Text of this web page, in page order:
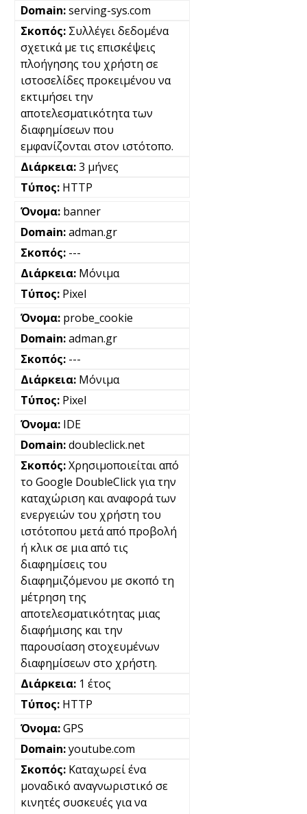
serving-sys.com
Συλλέγει δεδομένα
σχετικά με τις επισκέψεις
πλοήγησης του χρήστη σε
ιστοσελίδες προκειμένου να
εκτιμήσει την
αποτελεσματικότητα των
διαφημίσεων που
εμφανίζονται στον ιστότοπο.
3 μήνες
HTTP
banner
adman.gr
---
Μόνιμα
Pixel
probe_cookie
adman.gr
---
Μόνιμα
Pixel
IDE
doubleclick.net
Χρησιμοποιείται από
το Google DoubleClick για την
καταχώριση και αναφορά των
ενεργειών του χρήστη του
ιστότοπου μετά από προβολή
ή κλικ σε μια από τις
διαφημίσεις του
διαφημιζόμενου με σκοπό τη
μέτρηση της
αποτελεσματικότητας μιας
διαφήμισης και την
παρουσίαση στοχευμένων
διαφημίσεων στο χρήστη.
1 έτος
HTTP
GPS
youtube.com
Καταχωρεί ένα
μοναδικό αναγνωριστικό σε
κινητές συσκευές για να